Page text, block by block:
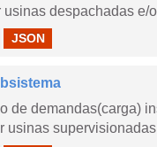
despachadas e/
JSON
de demandas(carga)
usinas